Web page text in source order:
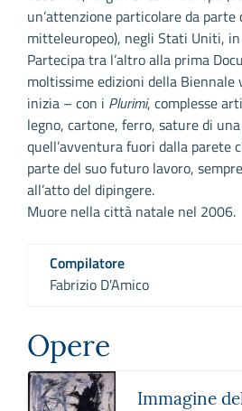
un’attenzione particolare da parte
mitteleuropeo), negli Stati Uniti,
Partecipa tra l’altro alla prima
moltissime edizioni della Biennale
inizia – con i Plurimi, complesse
legno, cartone, ferro, sature di
quell’avventura fuori dalla parete
parte del suo futuro lavoro,
all’atto del dipingere.
Muore nella città natale nel 2006.
Compilatore
Fabrizio D'Amico
Opere
Immagine